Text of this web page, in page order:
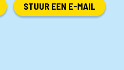
STUUR EEN E-MAIL